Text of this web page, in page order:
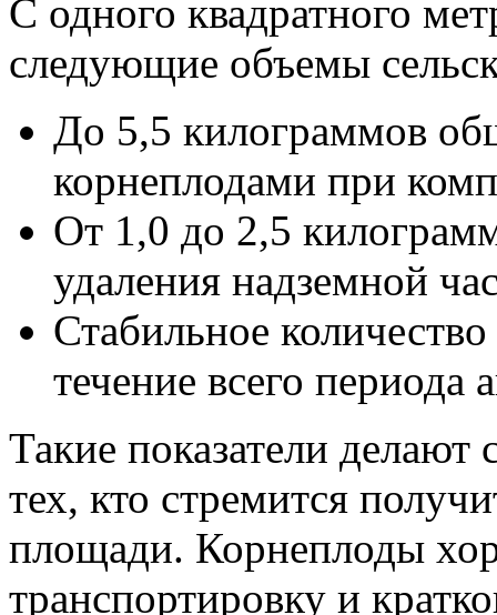
С одного квадратного
следующие объемы
До 5,5 килограммов
корнеплодами при
От 1,0 до 2,5
удаления надземной
Стабильное
течение всего периода
Такие показатели
тех, кто стремится
площади. Корнеплоды
транспортировку и